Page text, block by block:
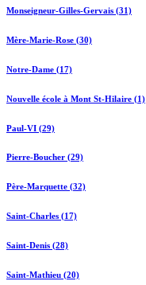
Monseigneur-Gilles-Gervais (31)
Mère-Marie-Rose (30)
Notre-Dame (17)
Nouvelle école à Mont St-Hilaire (1)
Paul-VI (29)
Pierre-Boucher (29)
Père-Marquette (32)
Saint-Charles (17)
Saint-Denis (28)
Saint-Mathieu (20)